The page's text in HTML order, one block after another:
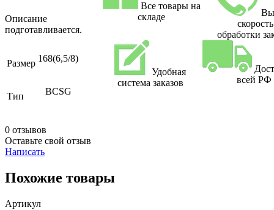
Описание
подготавливается.
Размер 168(6,5/8)
Тип BCSG
0 отзывов
Оставьте свой отзыв
Написать
Все товары на
складе
скорость
обработки
Удобная
система заказов
всей РФ
Похожие товары
Артикул